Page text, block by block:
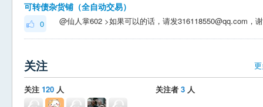
可转债杂货铺（全自动交易）
0
关注
关注 120 人 关注者 3 人